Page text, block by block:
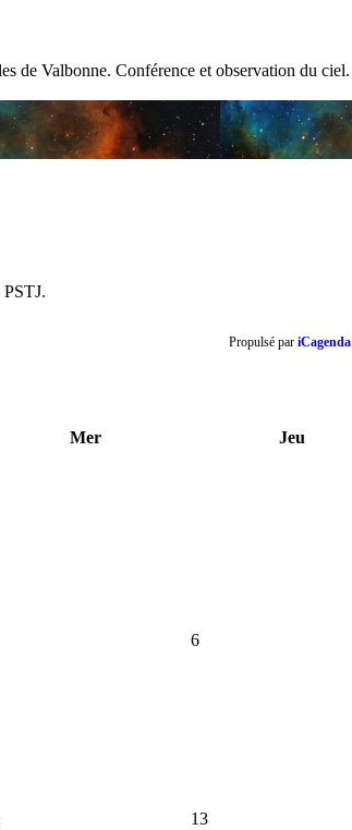
de Valbonne. Conférence et observation du ciel.
PSTJ.
Propulsé par iCagenda
Mer Jeu
6
13